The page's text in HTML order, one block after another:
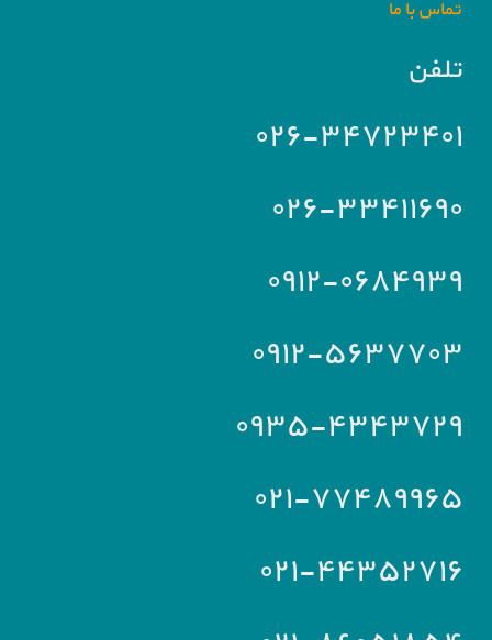
تماس با ما
تلفن
۰۲۶-۳۴۷۲۳۴۰۱
۰۲۶-۳۳۴۱۱۶۹۰
۰۹۱۲-۰۶۸۴۹۳۹
۰۹۱۲-۵۶۳۷۷۰۳
۰۹۳۵-۴۳۴۳۷۲۹
۰۲۱-۷۷۴۸۹۹۶۵
۰۲۱-۴۴۳۵۲۷۱۶